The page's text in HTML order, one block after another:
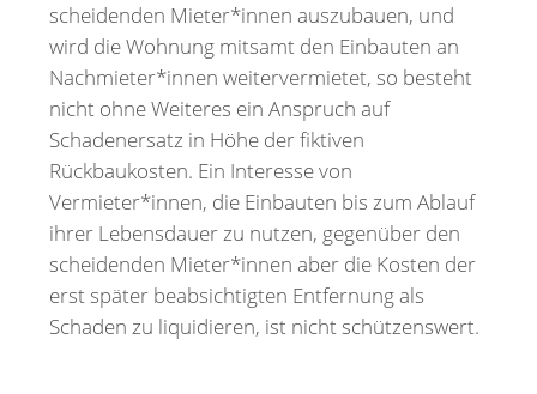
scheidenden Mieter*innen auszubauen, und
wird die Wohnung mitsamt den Einbauten an
Nachmieter*innen weitervermietet, so besteht
nicht ohne Weiteres ein Anspruch auf
Schadenersatz in Höhe der fiktiven
Rückbaukosten. Ein Interesse von
Vermieter*innen, die Einbauten bis zum Ablauf
ihrer Lebensdauer zu nutzen, gegenüber den
scheidenden Mieter*innen aber die Kosten der
erst später beabsichtigten Entfernung als
Schaden zu liquidieren, ist nicht schützenswert.